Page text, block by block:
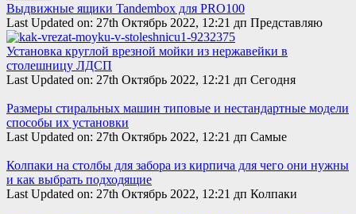
Выдвижные ящики Tandembox для PRO100
Last Updated on: 27th Октябрь 2022, 12:21 дп Представляю
Установка круглой врезной мойки из нержавейки в
столешницу ЛДСП
Last Updated on: 27th Октябрь 2022, 12:21 дп Сегодня
Размеры стиральных машин типовые и нестандартные модели
способы их установки
Last Updated on: 27th Октябрь 2022, 12:21 дп Самые
Колпаки на столбы для забора из кирпича для чего они нужны
и как выбрать подходящие
Last Updated on: 27th Октябрь 2022, 12:21 дп Колпаки